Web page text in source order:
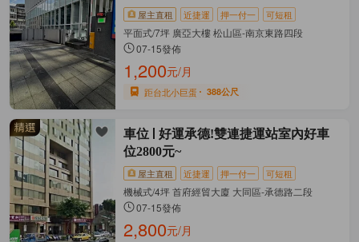
屋主直租 近捷運 押一付一 可短租
平面式/7坪 廣亞大樓 松山區-南京東路四段
07-15發佈
1,200元/月
距台北小巨蛋 388公尺
車位
好運承德!雙連捷運站室內好車
位2800元~
屋主直租 近捷運 押一付一 可短租
機械式/4坪 首府經貿大廈 大同區-承德路二段
07-15發佈
2,800元/月